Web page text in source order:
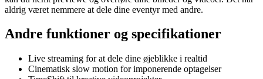
aldrig været nemmere at dele dine eventyr med andre.
Andre funktioner og specifikationer
Live streaming for at dele dine øjeblikke i realtid
Cinematisk slow motion for imponerende optagelser